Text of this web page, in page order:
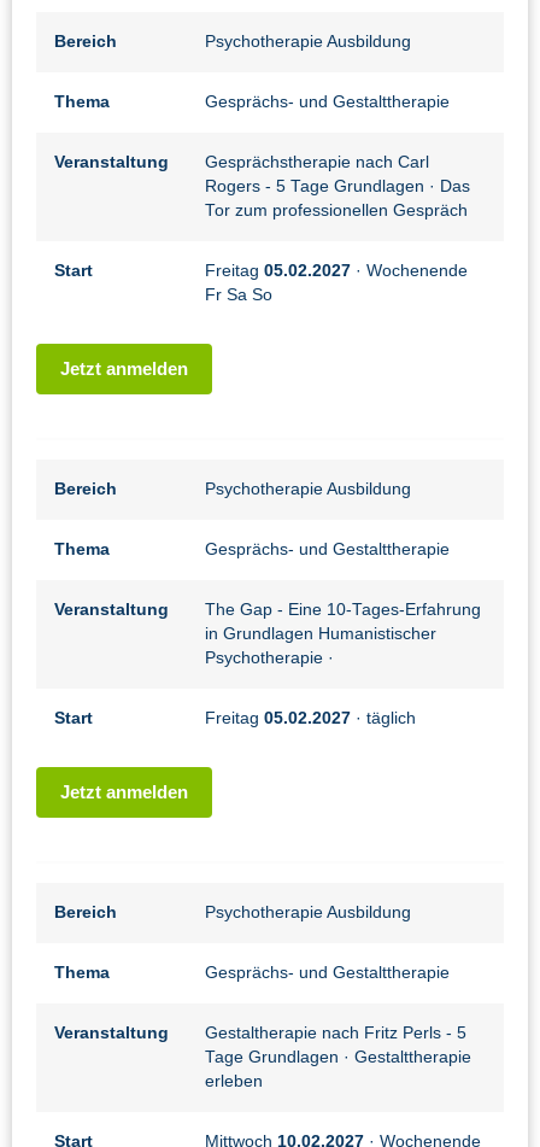
Bereich Psychotherapie Ausbildung
Thema Gesprächs- und Gestalttherapie
Veranstaltung
Gesprächstherapie nach Carl
Rogers - 5 Tage Grundlagen · Das
Tor zum professionellen Gespräch
Start Freitag 05.02.2027 · Wochenende
Fr Sa So
Jetzt anmelden
Bereich Psychotherapie Ausbildung
Thema Gesprächs- und Gestalttherapie
Veranstaltung
The Gap - Eine 10-Tages-Erfahrung
in Grundlagen Humanistischer
Psychotherapie ·
Start Freitag 05.02.2027 · täglich
Jetzt anmelden
Bereich Psychotherapie Ausbildung
Thema Gesprächs- und Gestalttherapie
Veranstaltung
Gestaltherapie nach Fritz Perls - 5
Tage Grundlagen · Gestalttherapie
erleben
Start Mittwoch 10.02.2027 · Wochenende